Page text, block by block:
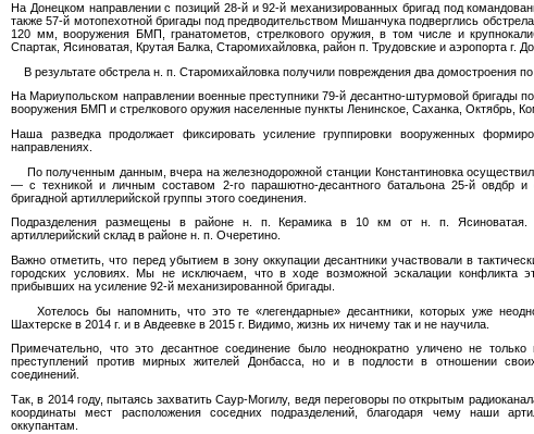
На Донецком направлении с позиций 28-й и 92-й механизированных бригад под
также 57-й мотопехотной бригады под предводительством Мишанчука подверглись
120 мм, вооружения БМП, гранатометов, стрелкового оружия, в том числе и
Спартак, Ясиноватая, Крутая Балка, Старомихайловка, район п. Трудовские и аэропорта г.
В результате обстрела н. п. Старомихайловка получили повреждения два домостроения
На Мариупольском направлении военные преступники 79-й десантно-штурмовой бригады
вооружения БМП и стрелкового оружия населенные пункты Ленинское, Саханка, Октябрь,
Наша разведка продолжает фиксировать усиление группировки вооруженных
направлениях.
По полученным данным, вчера на железнодорожной станции Константиновка
— с техникой и личным составом 2-го парашютно-десантного батальона 25-й овдбр
бригадной артиллерийской группы этого соединения.
Подразделения размещены в районе н. п. Керамика в 10 км от н. п. Ясиноватая.
артиллерийский склад в районе н. п. Очеретино.
Важно отметить, что перед убытием в зону оккупации десантники участвовали в
городских условиях. Мы не исключаем, что в ходе возможной эскалации конфликта
прибывших на усиление 92-й механизированной бригады.
Хотелось бы напомнить, что это те «легендарные» десантники, которых уже
Шахтерске в 2014 г. и в Авдеевке в 2015 г. Видимо, жизнь их ничему так и не научила.
Примечательно, что это десантное соединение было неоднократно уличено не
преступлений против мирных жителей Донбасса, но и в подлости в отношении
соединений.
Так, в 2014 году, пытаясь захватить Саур-Могилу, ведя переговоры по открытым
координаты мест расположения соседних подразделений, благодаря чему наши
оккупантам.